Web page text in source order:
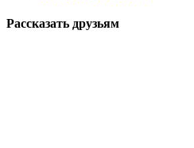
Рассказать друзьям